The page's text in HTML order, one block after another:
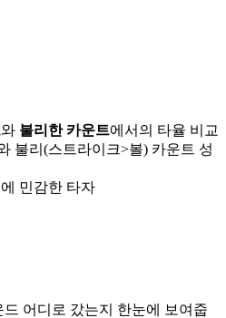
와 불리한 카운트에서의 타율 비교
불리(스트라이크>볼) 카운트 성
민감한 타자
어디로 갔는지 한눈에 보여줍